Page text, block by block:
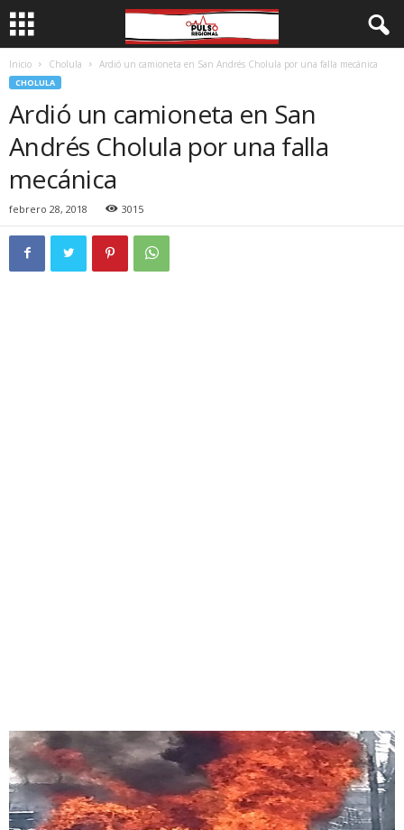
Inicio Cholula Ardió un camioneta en San Andrés Cholula por una falla mecánica
CHOLULA
Ardió un camioneta en San
Andrés Cholula por una falla
mecánica
febrero 28, 2018 3015